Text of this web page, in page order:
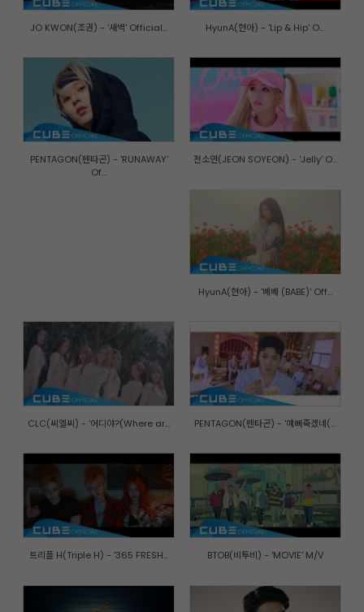
JO KWON(조권) - '새벽' Official... HyunA(현아) - 'Lip & Hip' O...
PENTAGON(펜타곤) - 'RUNAWAY'
Of...
전소연(JEON SOYEON) - 'Jelly' O...
HyunA(현아) - '베베 (BABE)' Off...
CLC(씨엘씨) - '어디야?(Where ar... PENTAGON(펜타곤) - '예뻐죽겠네(...
트리플 H(Triple H) - '365 FRESH... BTOB(비투비) - 'MOVIE' M/V